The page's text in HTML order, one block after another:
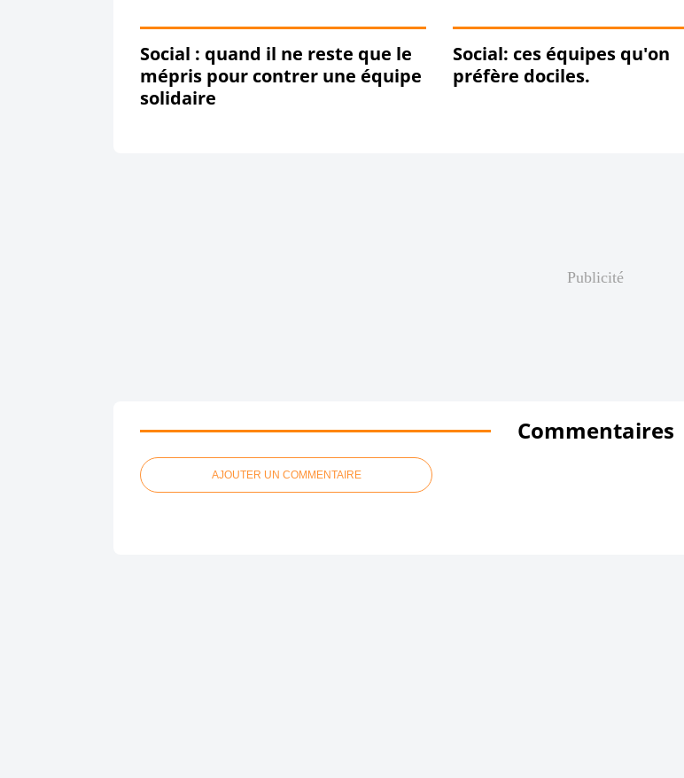
Social : quand il ne reste que le
mépris pour contrer une équipe
solidaire
Social: ces équipes qu'on
préfère dociles.
Publicité
Commentaires
AJOUTER UN COMMENTAIRE